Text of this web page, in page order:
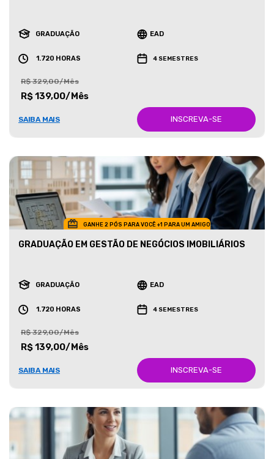
GRADUAÇÃO EAD
1.720 HORAS 4 SEMESTRES
R$ 329,00/Mês
R$ 139,00/Mês
SAIBA MAIS INSCREVA-SE
GANHE 2 PÓS PARA VOCÊ +1 PARA UM AMIGO
GRADUAÇÃO EM GESTÃO DE NEGÓCIOS IMOBILIÁRIOS
GRADUAÇÃO EAD
1.720 HORAS 4 SEMESTRES
R$ 329,00/Mês
R$ 139,00/Mês
SAIBA MAIS INSCREVA-SE